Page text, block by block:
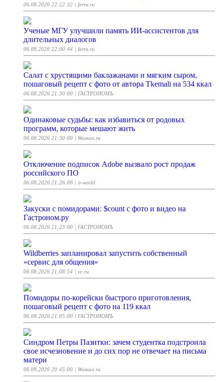
06.08.2026 22:22:32 | ferra.ru
Ученые МГУ улучшили память ИИ-ассистентов для
длительных диалогов
06.08.2026 22:00:44 | ferra.ru
Салат с хрустящими баклажанами и мягким сыром,
пошаговый рецепт с фото от автора Tkemali на 534 ккал
06.08.2026 21:30:00 | ГАСТРОНОМЪ
Одинаковые судьбы: как избавиться от родовых
программ, которые мешают жить
06.08.2026 21:30:00 | Woman.ru
Отключение подписок Adobe вызвало рост продаж
российского ПО
06.08.2026 21:26:08 | it-world
Закуски с помидорами: $count с фото и видео на
Гастроном.ру
06.08.2026 21:23:00 | ГАСТРОНОМЪ
Wildberries запланировал запустить собственный
«сервис для общения»
06.08.2026 21:08:54 | vc.ru
Помидоры по-корейски быстрого приготовления,
пошаговый рецепт с фото на 119 ккал
06.08.2026 21:05:00 | ГАСТРОНОМЪ
Синдром Петры Пазитки: зачем студентка подстроила
свое исчезновение и до сих пор не отвечает на письма
матери
06.08.2026 20:45:00 | Woman.ru